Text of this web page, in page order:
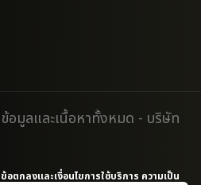
อมูลและเนื้อหาทั้งหมด - บริษัท
ข้อตกลงและเงื่อนไขการใช้บริการ ความเป็น